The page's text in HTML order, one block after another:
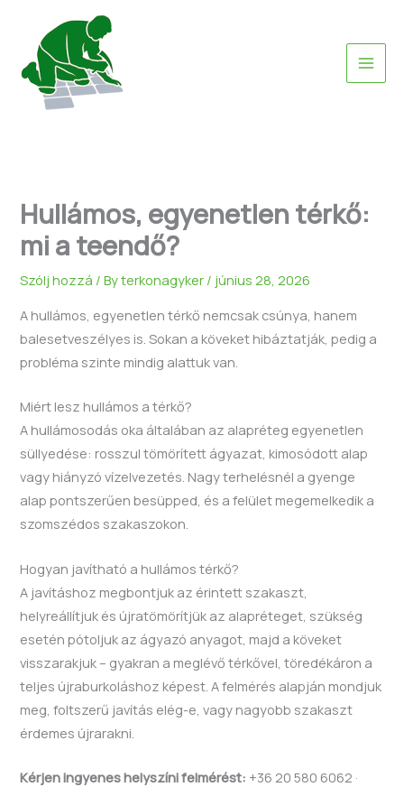
content
Hullámos, egyenetlen térkő:
mi a teendő?
Szólj hozzá / Byterkonagyker / június 28, 2026
A hullámos, egyenetlen térkő nemcsak csúnya, hanem
balesetveszélyes is. Sokan a köveket hibáztatják, pedig a
probléma szinte mindig alattuk van.
Miért lesz hullámos a térkő?
A hullámosodás oka általában az alapréteg egyenetlen
süllyedése: rosszul tömörített ágyazat, kimosódott alap
vagy hiányzó vízelvezetés. Nagy terhelésnél a gyenge
alap pontszerűen besüpped, és a felület megemelkedik a
szomszédos szakaszokon.
Hogyan javítható a hullámos térkő?
A javításhoz megbontjuk az érintett szakaszt,
helyreállítjuk és újratömörítjük az alapréteget, szükség
esetén pótoljuk az ágyazó anyagot, majd a köveket
visszarakjuk – gyakran a meglévő térkővel, töredékáron a
teljes újraburkoláshoz képest. A felmérés alapján mondjuk
meg, foltszerű javítás elég-e, vagy nagyobb szakaszt
érdemes újrarakni.
Kérjen ingyenes helyszíni felmérést: +36 20 580 6062 ·